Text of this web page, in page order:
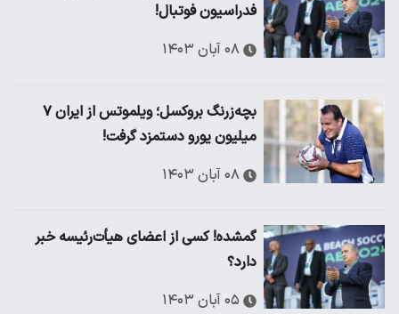
فدراسیون فوتبال!
۰۸ آبان ۱۴۰۳
بچه‌زرنگ بروکسل؛ ویلموتس از ایران ۷
میلیون یورو دستمزد گرفت!
۰۸ آبان ۱۴۰۳
گمشده! کسی از اعضای هیأت‌رئیسه خبر
دارد؟
۰۵ آبان ۱۴۰۳